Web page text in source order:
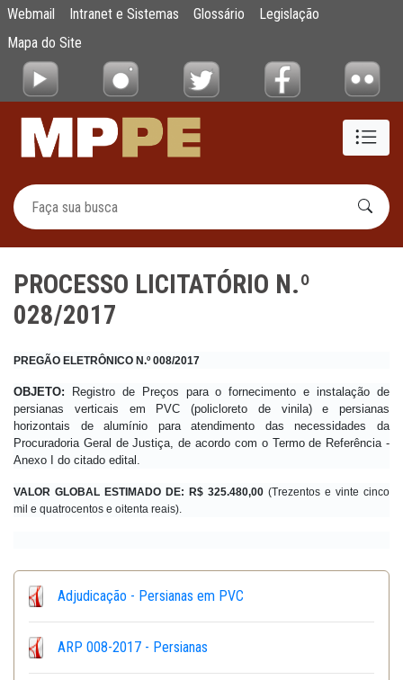
Pular para o Conteúdo principal
PROCESSO LICITATÓRIO N.º 028/2017
Webmail Intranet e Sistemas Glossário
Legislação
Mapa do Site
PROCESSO LICITATÓRIO N.º
028/2017
PREGÃO ELETRÔNICO N.º 008/2017
OBJETO: Registro de Preços para o fornecimento e instalação de
persianas verticais em PVC (policloreto de vinila) e persianas
horizontais de alumínio para atendimento das necessidades da
Procuradoria Geral de Justiça, de acordo com o Termo de Referência -
Anexo I do citado edital.
VALOR GLOBAL ESTIMADO DE: R$ 325.480,00 (Trezentos e vinte cinco
mil e quatrocentos e oitenta reais).
Adjudicação - Persianas em PVC
ARP 008-2017 - Persianas